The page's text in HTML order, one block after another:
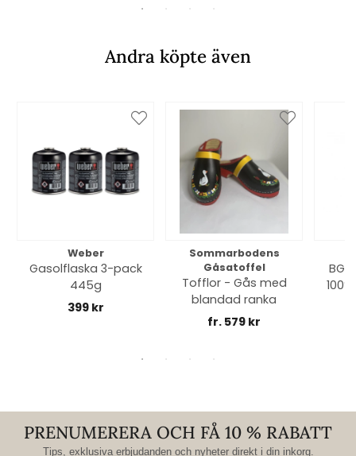
Andra köpte även
Weber
Gasolflaska 3-pack
445g
399 kr
Sommarbodens
Gåsatoffel
Tofflor - Gås med
blandad ranka
fr. 579 kr
PRENUMERERA OCH FÅ 10 % RABATT
Tips, exklusiva erbjudanden och nyheter direkt i din inkorg.